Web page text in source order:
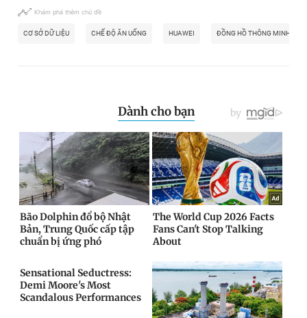
Khám phá thêm chủ đề
CƠ SỞ DỮ LIỆU CHẾ ĐỘ ĂN UỐNG HUAWEI ĐỒNG HỒ THÔNG MINH